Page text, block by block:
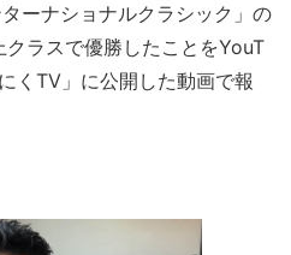
ーナショナルクラシック」の
ラスで優勝したことをYouT
くTV」に公開した動画で報